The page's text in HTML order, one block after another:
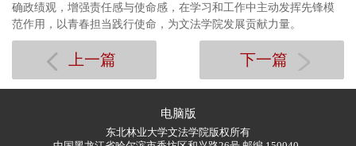
确政绩观，增强责任感与使命感，在学习和工作中主动发挥先锋模
范作用，以青春担当践行使命，为文法学院发展贡献力量。
上一篇 下一篇
电脑版
东北林业大学文法学院版权所有